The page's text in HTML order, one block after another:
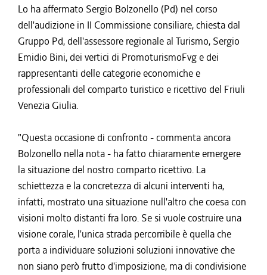
Lo ha affermato Sergio Bolzonello (Pd) nel corso
dell'audizione in II Commissione consiliare, chiesta dal
Gruppo Pd, dell'assessore regionale al Turismo, Sergio
Emidio Bini, dei vertici di PromoturismoFvg e dei
rappresentanti delle categorie economiche e
professionali del comparto turistico e ricettivo del Friuli
Venezia Giulia.
"Questa occasione di confronto - commenta ancora
Bolzonello nella nota - ha fatto chiaramente emergere
la situazione del nostro comparto ricettivo. La
schiettezza e la concretezza di alcuni interventi ha,
infatti, mostrato una situazione null'altro che coesa con
visioni molto distanti fra loro. Se si vuole costruire una
visione corale, l'unica strada percorribile è quella che
porta a individuare soluzioni soluzioni innovative che
non siano però frutto d'imposizione, ma di condivisione